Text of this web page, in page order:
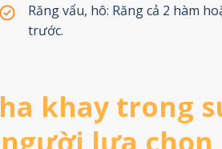
Răng vẩu, hô: Răng cả 2 hàm
trước.
khay trong